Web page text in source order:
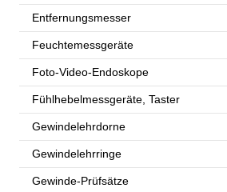
Entfernungsmesser
Feuchtemessgeräte
Foto-Video-Endoskope
Fühlhebelmessgeräte, Taster
Gewindelehrdorne
Gewindelehrringe
Gewinde-Prüfsätze